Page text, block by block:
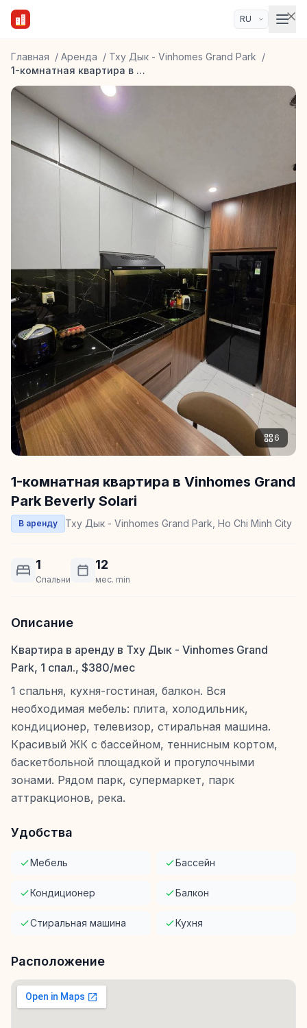
Главная / Аренда / Тху Дык - Vinhomes Grand Park /
1-комнатная квартира в Vinhomes Grand Park Beverly Solari
6
1-комнатная квартира в Vinhomes Grand
Park Beverly Solari
В аренду Тху Дык - Vinhomes Grand Park, Ho Chi Minh City
1
Спальни
12
мес. min
Описание
Квартира в аренду в Тху Дык - Vinhomes Grand
Park, 1 спал., $380/мес
1 спальня, кухня-гостиная, балкон. Вся
необходимая мебель: плита, холодильник,
кондиционер, телевизор, стиральная машина.
Красивый ЖК с бассейном, теннисным кортом,
баскетбольной площадкой и прогулочными
зонами. Рядом парк, супермаркет, парк
аттракционов, река.
Удобства
Мебель Бассейн
Кондиционер Балкон
Стиральная машина Кухня
Расположение